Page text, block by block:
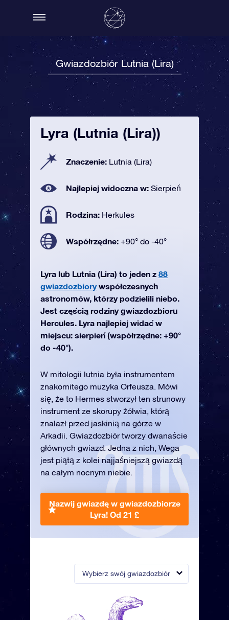
Gwiazdozbiór Lutnia (Lira)
Wybierz swój gwiazdozbiór
Lyra (Lutnia (Lira))
Znaczenie: Lutnia (Lira)
Najlepiej widoczna w: Sierpień
Rodzina: Herkules
Współrzędne: +90° do -40°
Lyra lub Lutnia (Lira) to jeden z 88
gwiazdozbiorywspółczesnych
astronomów, którzy podzielili niebo.
Jest częścią rodziny gwiazdozbioru
Hercules. Lyra najlepiej widać w
miejscu: sierpień (współrzędne: +90°
do -40°).
W mitologii lutnia była instrumentem
znakomitego muzyka Orfeusza. Mówi
się, że to Hermes stworzył ten strunowy
instrument ze skorupy żółwia, którą
znalazł przed jaskinią na górze w
Arkadii. Gwiazdozbiór tworzy dwanaście
głównych gwiazd. Jedna z nich, Wega
jest piątą z kolei najjaśniejszą gwiazdą
na całym nocnym niebie.
Nazwij gwiazdę w gwiazdozbiorze
Lyra! Od 21 £